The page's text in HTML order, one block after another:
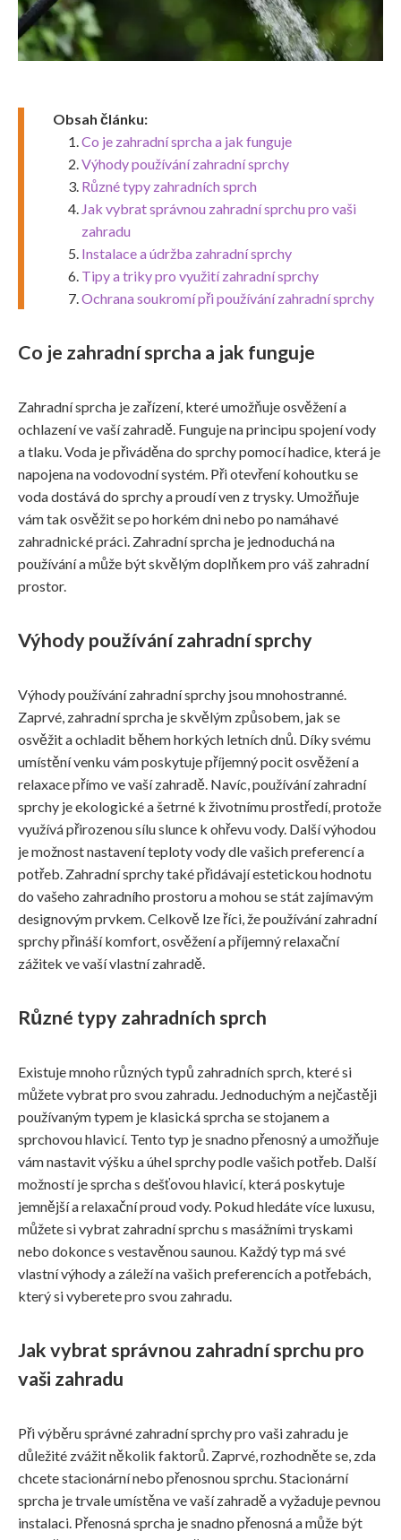
Obsah článku:
Co je zahradní sprcha a jak funguje
Výhody používání zahradní sprchy
Různé typy zahradních sprch
Jak vybrat správnou zahradní sprchu pro vaši
zahradu
Instalace a údržba zahradní sprchy
Tipy a triky pro využití zahradní sprchy
Ochrana soukromí při používání zahradní sprchy
Co je zahradní sprcha a jak funguje
Zahradní sprcha je zařízení, které umožňuje osvěžení a
ochlazení ve vaší zahradě. Funguje na principu spojení vody
a tlaku. Voda je přiváděna do sprchy pomocí hadice, která je
napojena na vodovodní systém. Při otevření kohoutku se
voda dostává do sprchy a proudí ven z trysky. Umožňuje
vám tak osvěžit se po horkém dni nebo po namáhavé
zahradnické práci. Zahradní sprcha je jednoduchá na
používání a může být skvělým doplňkem pro váš zahradní
prostor.
Výhody používání zahradní sprchy
Výhody používání zahradní sprchy jsou mnohostranné.
Zaprvé, zahradní sprcha je skvělým způsobem, jak se
osvěžit a ochladit během horkých letních dnů. Díky svému
umístění venku vám poskytuje příjemný pocit osvěžení a
relaxace přímo ve vaší zahradě. Navíc, používání zahradní
sprchy je ekologické a šetrné k životnímu prostředí, protože
využívá přirozenou sílu slunce k ohřevu vody. Další výhodou
je možnost nastavení teploty vody dle vašich preferencí a
potřeb. Zahradní sprchy také přidávají estetickou hodnotu
do vašeho zahradního prostoru a mohou se stát zajímavým
designovým prvkem. Celkově lze říci, že používání zahradní
sprchy přináší komfort, osvěžení a příjemný relaxační
zážitek ve vaší vlastní zahradě.
Různé typy zahradních sprch
Existuje mnoho různých typů zahradních sprch, které si
můžete vybrat pro svou zahradu. Jednoduchým a nejčastěji
používaným typem je klasická sprcha se stojanem a
sprchovou hlavicí. Tento typ je snadno přenosný a umožňuje
vám nastavit výšku a úhel sprchy podle vašich potřeb. Další
možností je sprcha s dešťovou hlavicí, která poskytuje
jemnější a relaxační proud vody. Pokud hledáte více luxusu,
můžete si vybrat zahradní sprchu s masážními tryskami
nebo dokonce s vestavěnou saunou. Každý typ má své
vlastní výhody a záleží na vašich preferencích a potřebách,
který si vyberete pro svou zahradu.
Jak vybrat správnou zahradní sprchu pro
vaši zahradu
Při výběru správné zahradní sprchy pro vaši zahradu je
důležité zvážit několik faktorů. Zaprvé, rozhodněte se, zda
chcete stacionární nebo přenosnou sprchu. Stacionární
sprcha je trvale umístěna ve vaší zahradě a vyžaduje pevnou
instalaci. Přenosná sprcha je snadno přenosná a může být